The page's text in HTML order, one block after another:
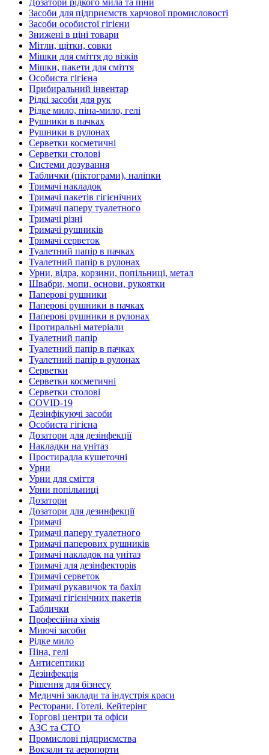
Дозатори рідкого мила та піни
Засоби для підприємств харчової промисловості
Засоби особистої гігієни
Знижені в ціні товари
Мітли, щітки, совки
Мішки для сміття до візків
Мішки, пакети для сміття
Особиста гігієна
Прибиральний інвентар
Рідкі засоби для рук
Рідке мило, піна-мило, гелі
Рушники в пачках
Рушники в рулонах
Серветки косметичні
Серветки столові
Системи дозування
Таблички (піктограми), наліпки
Тримачі накладок
Тримачі пакетів гігієнічних
Тримачі паперу туалетного
Тримачі різні
Тримачі рушників
Тримачі серветок
Туалетний папір в пачках
Туалетний папір в рулонах
Урни, відра, корзини, попільниці, метал
Швабри, мопи, основи, рукоятки
Паперові рушники
Паперові рушники в пачках
Паперові рушники в рулонах
Протиральні матеріали
Туалетний папір
Туалетний папір в пачках
Туалетний папір в рулонах
Серветки
Серветки косметичні
Серветки столові
COVID-19
Дезінфікуючі засоби
Особиста гігієна
Дозатори для дезінфекції
Накладки на унітаз
Простирадла кушеточні
Урни
Урни для сміття
Урни попільниці
Дозатори
Дозатори для дезинфекції
Тримачі
Тримачі паперу туалетного
Тримачі паперових рушників
Тримачі накладок на унітаз
Тримачі для дезінфекторів
Тримачі серветок
Тримачі рукавичок та бахіл
Тримачі гігієнічних пакетів
Таблички
Професійна хімія
Миючі засоби
Рідке мило
Піна, гелі
Антисептики
Дезінфекція
Рішення для бізнесу
Медичні заклади та індустрія краси
Ресторани. Готелі. Кейтерінг
Торгові центри та офіси
АЗС та СТО
Промислові підприємства
Вокзали та аеропорти